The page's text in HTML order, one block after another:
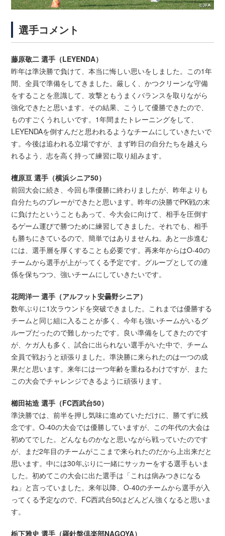
選手コメント
藤原敬二 選手（LEYENDA）
昨年は準決勝で負けて、本当に悔しい思いをしました。この1年
間、全員で準備をしてきました。厳しく、かつクリーンな守備
をすることを意識して、攻撃ともうまくバランスを取りながら
強化できたと思います。その結果、こうして優勝できたので、
ものすごくうれしいです。1年間またトレーニングをして、
LEYENDAを倒すんだと思われるようなチームにしていきたいで
す。今後は追われる立場ですが、まず昨日の自分たちを越えら
れるよう、志を高く持って練習に取り組みます。
檀原亘 選手（横浜シニア50）
前回大会に続き、今回も準優勝に終わりましたが、昨年よりも
自分たちのプレーができたと思います。昨年の決勝でPK戦の末
に負けたということもあって、今大会に向けて、相手を圧倒す
るゲーム運びで勝つために練習してきました。それでも、相手
も勝ちにきているので、簡単ではありませんね。あと一歩進む
には、選手層を厚くすることも必要です。再来年からはO-40の
チームから選手が上がってくる予定です。グループとしての連
係を保ちつつ、強いチームにしていきたいです。
花岡洋一 選手（アルフット安曇野シニア）
数年ぶりに1次ラウンドを突破できました。これまでは優勝する
チームと同じ組に入ることが多く、今年も強いチームがいるグ
ループだったので難しかったです。良い準備をしてきたのです
が、ケガ人も多く、試合に出られない選手がいた中で、チーム
全員で戦おうと頑張りました。準決勝に来られたのは一つの成
果だと思います。来年には一つ年齢を重ねるわけですが、また
この大会でチャレンジできるように頑張ります。
櫛田祐造 選手（FC西武台50）
準決勝では、前半を押し気味に進めていただけに、勝てずに残
念です。O-40の大会では優勝していますが、この年代の大会は
初めてでした。どんなものかなと思いながら戦っていたのです
が、まだ2年目のチームがここまで来られたのだから上出来だと
思います。中には30年ぶりに一緒にサッカーをする選手もいま
した。初めてこの大会に出た選手は「これは病みつきになる
ね」と言っていました。来年以降、O-40のチームから選手が入
ってくる予定なので、FC西武台50はどんどん強くなると思いま
す。
栃下雅史 選手（羅針盤倶楽部NAGOYA）